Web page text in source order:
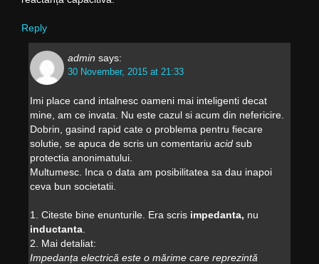
Reply
admin says:
30 November, 2015 at 21:33
Imi place cand intalnesc oameni mai inteligenti decat
mine, am ce invata. Nu este cazul si acum din nefericire.
Dobrin, gasind rapid cate o problema pentru fiecare
solutie, se apuca de scris un comentariuacid sub
protectia anonimatului.
Multumesc. Inca o data am posibilitatea sa dau inapoi
ceva bun societatii.
1. Citeste bine enunturile. Era scris impedanta, nu
inductanta
2. Mai detaliat:
Impedanța electrică este o mărime care reprezintă